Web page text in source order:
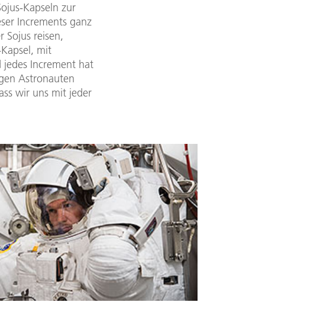
Kapseln zur
Increments ganz
Sojus reisen,
mit
jedes Increment hat
Astronauten
wir uns mit jeder